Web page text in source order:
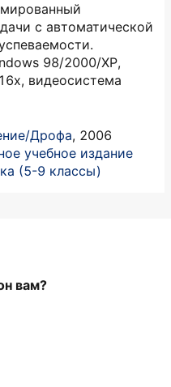
с автоматической
98/2000/ХР,
видеосистема
Дрофа, 2006
учебное издание
(5-9 классы)
вам?